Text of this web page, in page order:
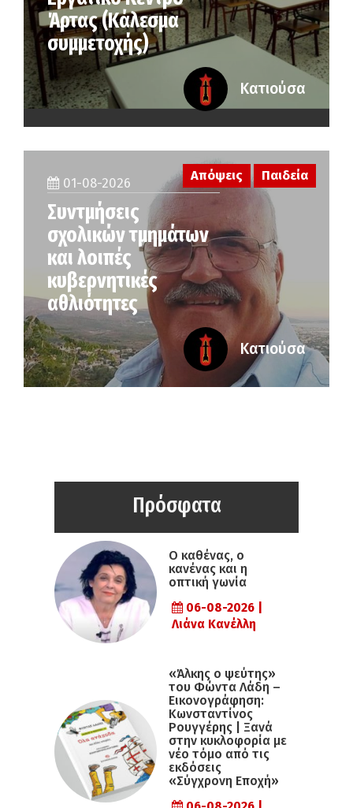
Άρτας (Κάλεσμα
συμμετοχής)
Κατιούσα
01-08-2026
Συντμήσεις
σχολικών τμημάτων
και λοιπές
κυβερνητικές
αθλιότητες
Απόψεις Παιδεία
Κατιούσα
Πρόσφατα
Ο καθένας, ο
κανένας και η
οπτική γωνία
06-08-2026 |
Λιάνα Κανέλλη
«Άλκης ο ψεύτης»
του Φώντα Λάδη –
Εικονογράφηση:
Κωνσταντίνος
Ρουγγέρης | Ξανά
στην κυκλοφορία με
νέο τόμο από τις
εκδόσεις
«Σύγχρονη Εποχή»